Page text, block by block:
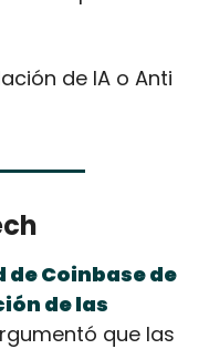
de IA o Anti
de Coinbase de
de las
que las